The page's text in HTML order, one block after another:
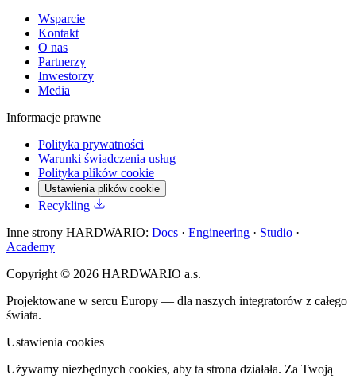
Wsparcie
Kontakt
O nas
Partnerzy
Inwestorzy
Media
Informacje prawne
Polityka prywatności
Warunki świadczenia usług
Polityka plików cookie
Ustawienia plików cookie
Recykling
Inne strony HARDWARIO: Docs · Engineering · Studio ·
Academy
Copyright © 2026 HARDWARIO a.s.
Projektowane w sercu Europy — dla naszych integratorów z całego
świata.
Ustawienia cookies
Używamy niezbędnych cookies, aby ta strona działała. Za Twoją